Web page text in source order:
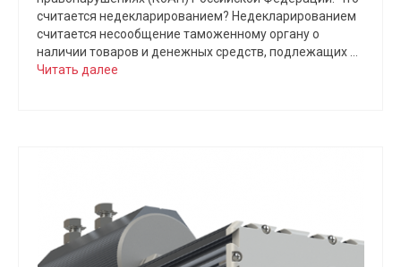
считается недекларированием? Недекларированием
считается несообщение таможенному органу о
наличии товаров и денежных средств, подлежащих …
Читать далее